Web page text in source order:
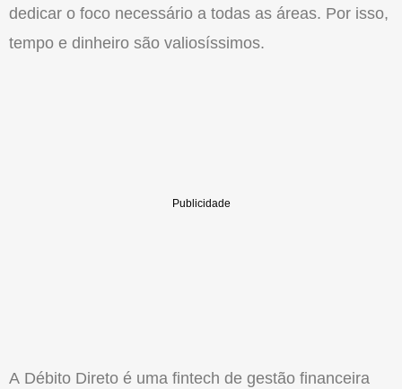
dedicar o foco necessário a todas as áreas. Por isso,
tempo e dinheiro são valiosíssimos.
A Débito Direto é uma fintech de gestão financeira